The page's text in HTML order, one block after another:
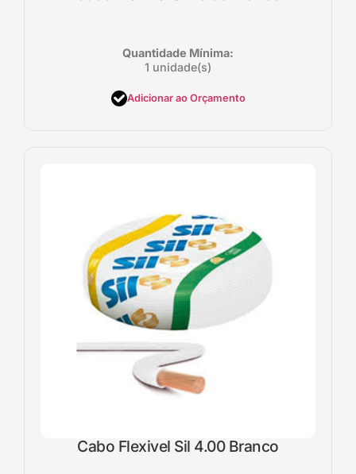
Quantidade Mínima:
1 unidade(s)
Adicionar ao Orçamento
Cabo Flexivel Sil 4.00 Branco